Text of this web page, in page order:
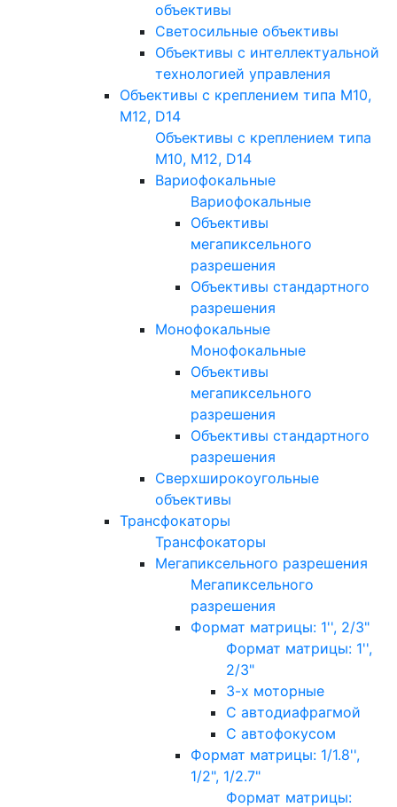
объективы
Светосильные объективы
Объективы с интеллектуальной
технологией управления
Объективы с креплением типа M10,
M12, D14
Объективы с креплением типа
M10, M12, D14
Вариофокальные
Вариофокальные
Объективы
мегапиксельного
разрешения
Объективы стандартного
разрешения
Монофокальные
Монофокальные
Объективы
мегапиксельного
разрешения
Объективы стандартного
разрешения
Сверхширокоугольные
объективы
Трансфокаторы
Трансфокаторы
Мегапиксельного разрешения
Мегапиксельного
разрешения
Формат матрицы: 1'', 2/3"
Формат матрицы: 1'',
2/3"
3-х моторные
С автодиафрагмой
С автофокусом
Формат матрицы: 1/1.8'',
1/2", 1/2.7"
Формат матрицы: